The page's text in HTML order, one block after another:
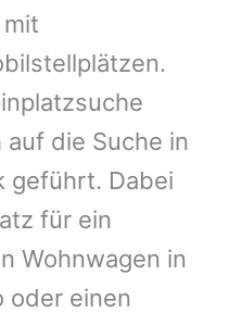
die Suche in
geführt. Dabei
für ein
Wohnwagen in
oder einen